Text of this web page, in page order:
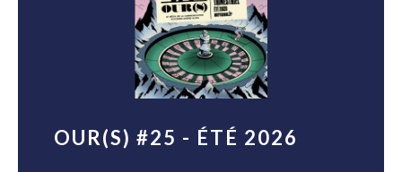
OUR(S) #25 - ÉTÉ 2026